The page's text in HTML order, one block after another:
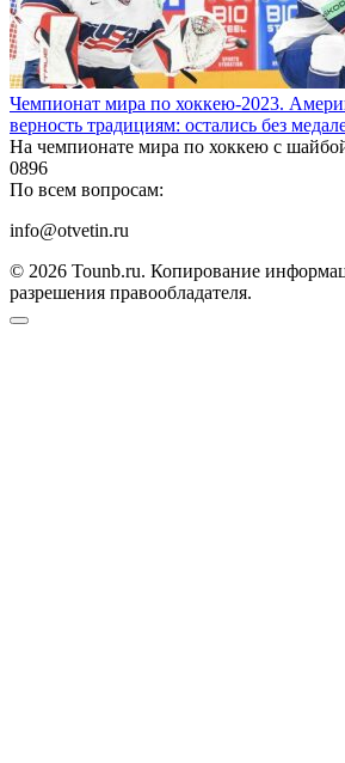
Чемпионат мира по хоккею-2023.
верность традициям: остались без
На чемпионате мира по хоккею с
0896
По всем вопросам:
info@otvetin.ru
© 2026 Tounb.ru. Копирование
разрешения правообладателя.